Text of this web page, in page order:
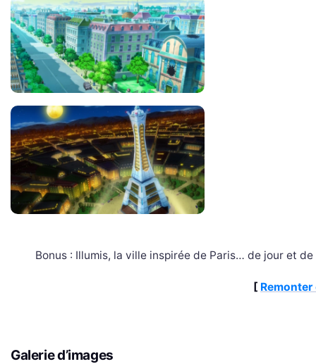
Bonus : Illumis, la ville inspirée de Paris… de jour et
[
Galerie d’images